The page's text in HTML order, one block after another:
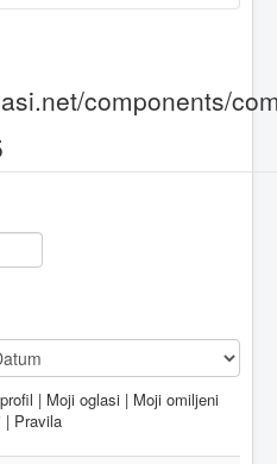
| Moji oglasi| Moji omiljeni
| Pravila